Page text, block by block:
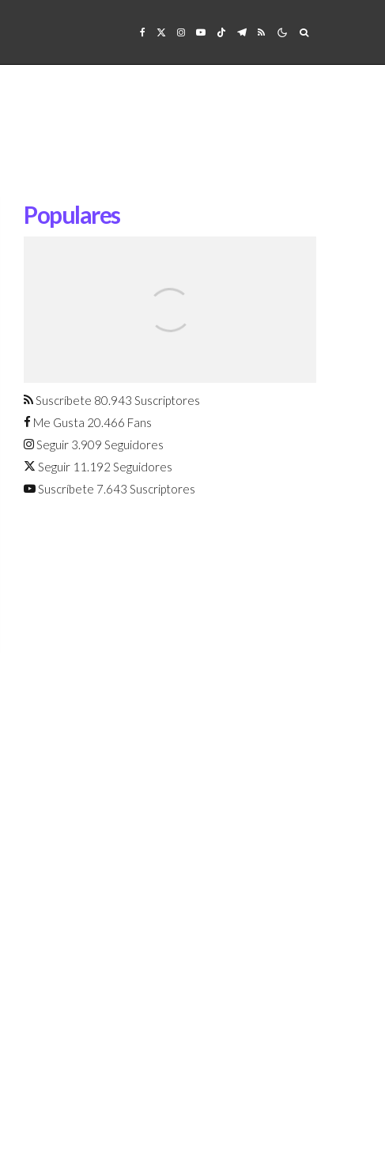
Populares
agosto
Suscríbete 80.943 Suscriptores
Me Gusta 20.466 Fans
Seguir 3.909 Seguidores
Seguir 11.192 Seguidores
Suscríbete 7.643 Suscriptores